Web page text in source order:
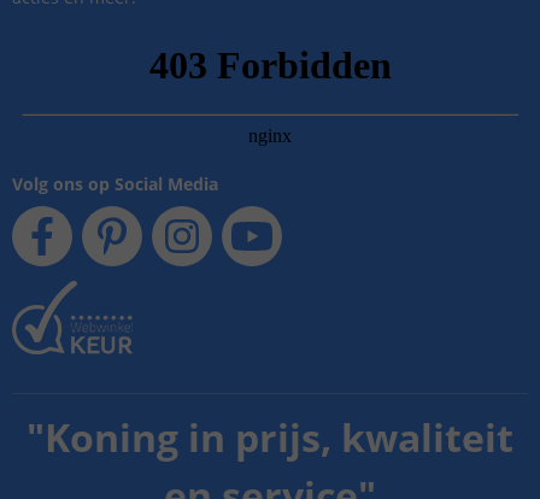
Volg ons op Social Media
"Koning in prijs, kwaliteit